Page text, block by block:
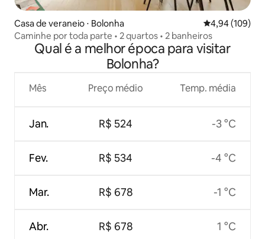
Casa de veraneio ⋅ Bolonha 4,94 de uma
4,94 (109)
Caminhe por toda parte • 2 quartos • 2 banheiros
Qual é a melhor época para visitar
Bolonha?
Mês
Jan.
Fev.
Mar.
Abr.
Preço médio
R$ 524
R$ 534
R$ 678
R$ 678
Temp. média
-3 °C
-4 °C
-1 °C
1 °C